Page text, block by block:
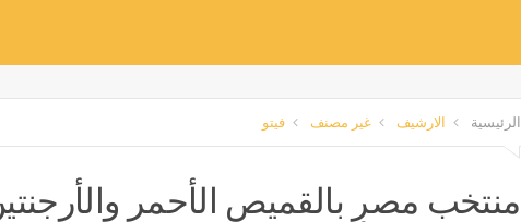
الرئيسية الارشيف غير مصنف فيتو
منتخب مصر بالقميص الأحمر